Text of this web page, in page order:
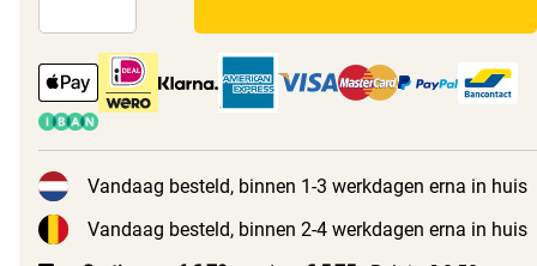
Vandaag besteld, binnen 1-3 werkdagen erna in huis
Vandaag besteld, binnen 2-4 werkdagen erna in huis